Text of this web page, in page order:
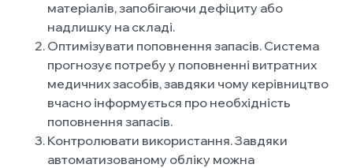
матеріалів, запобігаючи дефіциту або
надлишку на складі.
Оптимізувати поповнення запасів. Система
прогнозує потребу у поповненні витратних
медичних засобів, завдяки чому керівництво
вчасно інформується про необхідність
поповнення запасів.
Контролювати використання. Завдяки
автоматизованому обліку можна